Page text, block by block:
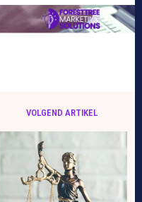
VOLGEND ARTIKEL